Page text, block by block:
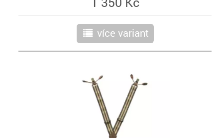
r více variant